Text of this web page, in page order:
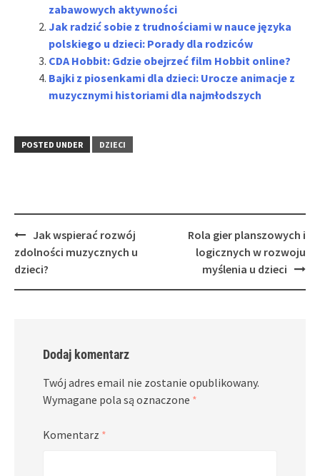
zabawowych aktywności
Jak radzić sobie z trudnościami w nauce języka
polskiego u dzieci: Porady dla rodziców
CDA Hobbit: Gdzie obejrzeć film Hobbit online?
Bajki z piosenkami dla dzieci: Urocze animacje z
muzycznymi historiami dla najmłodszych
POSTED UNDER DZIECI
Post
navigation
Jak wspierać rozwój
zdolności muzycznych u
dzieci?
Rola gier planszowych i
logicznych w rozwoju
myślenia u dzieci
Dodaj komentarz
Twój adres email nie zostanie opublikowany.
Wymagane pola są oznaczone *
Komentarz *